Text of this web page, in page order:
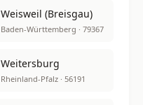
Weisweil (Breisgau)
Baden-Württemberg · 79367
Weitersburg
Rheinland-Pfalz · 56191